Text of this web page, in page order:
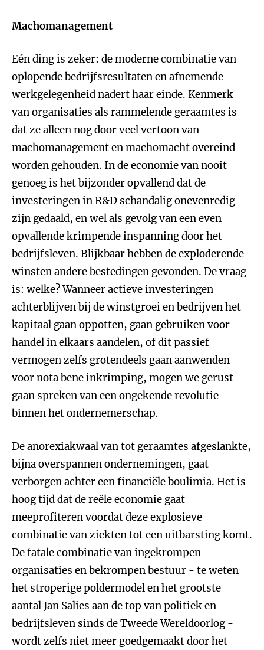
Machomanagement
Eén ding is zeker: de moderne combinatie van
oplopende bedrijfsresultaten en afnemende
werkgelegenheid nadert haar einde. Kenmerk
van organisaties als rammelende geraamtes is
dat ze alleen nog door veel vertoon van
machomanagement en machomacht overeind
worden gehouden. In de economie van nooit
genoeg is het bijzonder opvallend dat de
investeringen in R&D schandalig onevenredig
zijn gedaald, en wel als gevolg van een even
opvallende krimpende inspanning door het
bedrijfsleven. Blijkbaar hebben de exploderende
winsten andere bestedingen gevonden. De vraag
is: welke? Wanneer actieve investeringen
achterblijven bij de winstgroei en bedrijven het
kapitaal gaan oppotten, gaan gebruiken voor
handel in elkaars aandelen, of dit passief
vermogen zelfs grotendeels gaan aanwenden
voor nota bene inkrimping, mogen we gerust
gaan spreken van een ongekende revolutie
binnen het ondernemerschap.
De anorexiakwaal van tot geraamtes afgeslankte,
bijna overspannen ondernemingen, gaat
verborgen achter een financiële boulimia. Het is
hoog tijd dat de reële economie gaat
meeprofiteren voordat deze explosieve
combinatie van ziekten tot een uitbarsting komt.
De fatale combinatie van ingekrompen
organisaties en bekrompen bestuur - te weten
het stroperige poldermodel en het grootste
aantal Jan Salies aan de top van politiek en
bedrijfsleven sinds de Tweede Wereldoorlog -
wordt zelfs niet meer goedgemaakt door het